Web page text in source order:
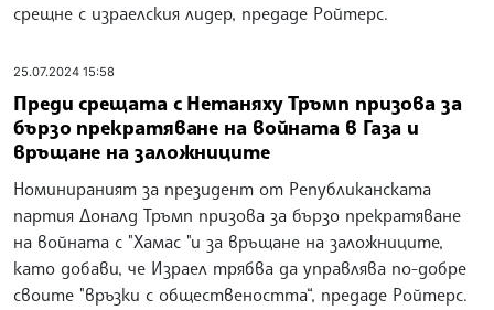
срещне с израелския лидер, предаде Ройтерс.
25.07.2024 15:58
Преди срещата с Нетаняху Тръмп призова за
бързо прекратяване на войната в Газа и
връщане на заложниците
Номинираният за президент от Републиканската
партия Доналд Тръмп призова за бързо прекратяване
на войната с "Хамас "и за връщане на заложниците,
като добави, че Израел трябва да управлява по-добре
своите "връзки с обществеността“, предаде Ройтерс.